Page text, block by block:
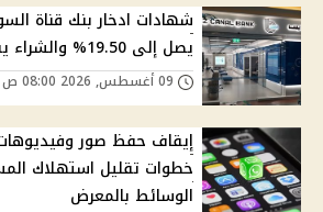
يصل إلى 19.50% والشراء يبدأ من 1000 جنيه
إيقاف حفظ صور وفيديوهات
خطوات تقليل استهلاك
الوسائط بالمعرض